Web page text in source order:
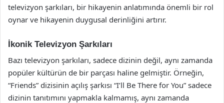
televizyon şarkıları, bir hikayenin anlatımında önemli bir rol
oynar ve hikayenin duygusal derinliğini artırır.
İkonik Televizyon Şarkıları
Bazı televizyon şarkıları, sadece dizinin değil, aynı zamanda
popüler kültürün de bir parçası haline gelmiştir. Örneğin,
“Friends” dizisinin açılış şarkısı “I’ll Be There for You” sadece
dizinin tanıtımını yapmakla kalmamış, aynı zamanda